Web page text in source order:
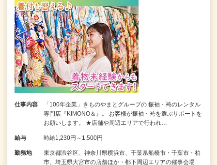
仕事内容
「100年企業」きものやまとグループの 振袖・袴のレンタル
専門店『KIMONO＆』。 お客様が振袖・袴を選ぶサポートを
お願いします。 ★店舗や周辺エリアで行われ…
給与 時給1,230円～1,500円
勤務地
東京都渋谷区、神奈川県横浜市、千葉県船橋市・千葉市・柏
市、埼玉県大宮市の店舗ほか・都下周辺エリアの催事会場